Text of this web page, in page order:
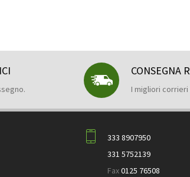
CONSEGNA
I migliori
333 8907950
331 5752139
Fax0125 76508